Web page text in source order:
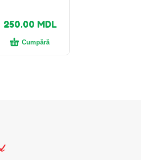
250.00 MDL
Cumpără